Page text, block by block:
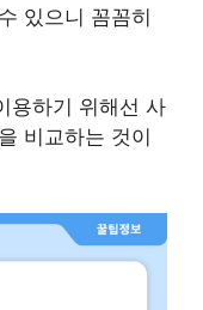
있으니 꼼꼼히
용하기 위해선 사
비교하는 것이